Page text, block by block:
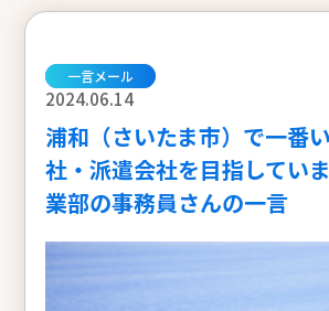
一言メール
2024.06.14
浦和（さいたま市）で一番
社・派遣会社を目指してい
業部の事務員さんの一言